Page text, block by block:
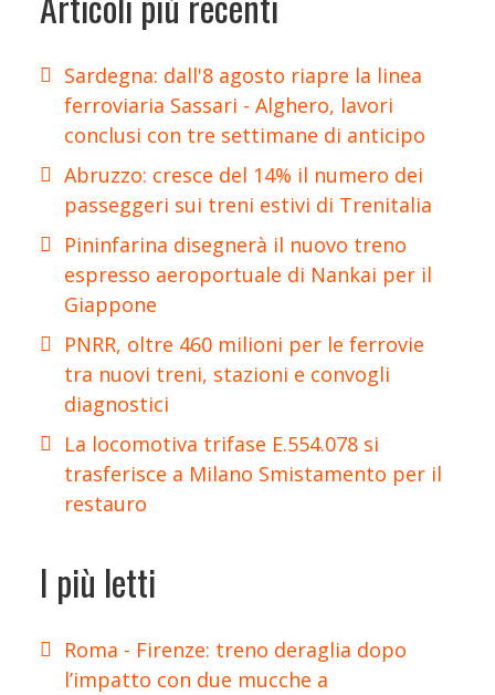
Sardegna: dall'8 agosto riapre la linea
ferroviaria Sassari - Alghero, lavori
conclusi con tre settimane di anticipo
Abruzzo: cresce del 14% il numero dei
passeggeri sui treni estivi di Trenitalia
Pininfarina disegnerà il nuovo treno
espresso aeroportuale di Nankai per il
Giappone
PNRR, oltre 460 milioni per le ferrovie
tra nuovi treni, stazioni e convogli
diagnostici
La locomotiva trifase E.554.078 si
trasferisce a Milano Smistamento per il
restauro
I più letti
Roma - Firenze: treno deraglia dopo
l’impatto con due mucche a